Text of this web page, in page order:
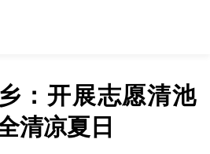
：开展志愿清池
清凉夏日